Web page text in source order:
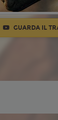
GUARDA IL